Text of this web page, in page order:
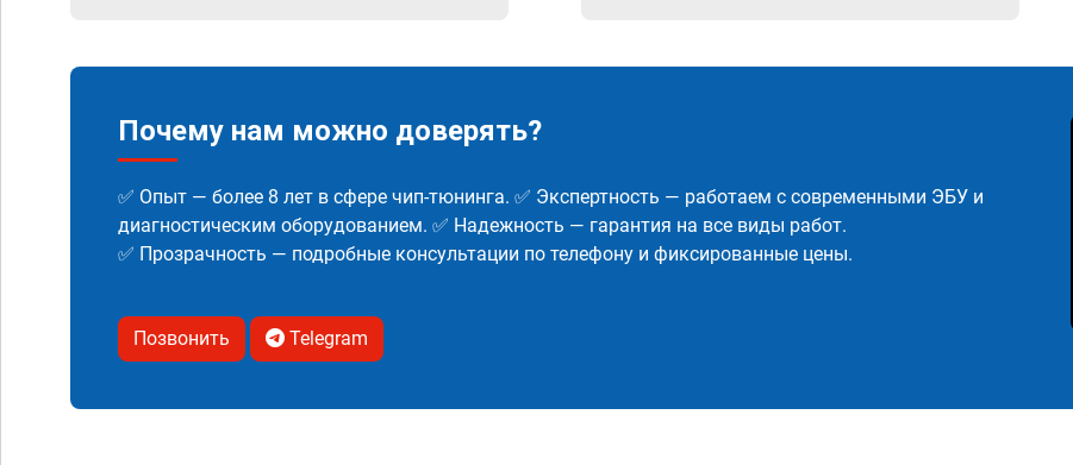
Почему нам можно доверять?
✅ Опыт — более 8 лет в сфере чип-тюнинга. ✅ Экспертность — работаем с современными ЭБУ и
диагностическим оборудованием. ✅ Надежность — гарантия на все виды работ.
✅ Прозрачность — подробные консультации по телефону и фиксированные цены.
Позвонить Telegram